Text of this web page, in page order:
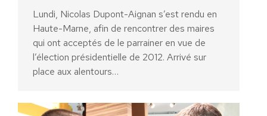
Lundi, Nicolas Dupont-Aignan s’est rendu en
Haute-Marne, afin de rencontrer des maires
qui ont acceptés de le parrainer en vue de
l’élection présidentielle de 2012. Arrivé sur
place aux alentours…